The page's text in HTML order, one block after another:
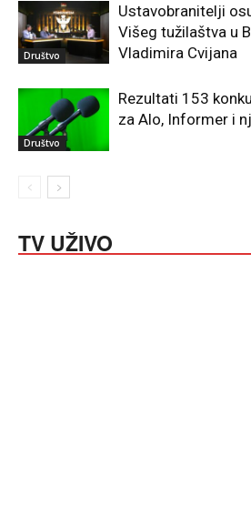
Društvo
Ustavobranitelji
Višeg tužilaštva u
Vladimira Cvijana
Društvo
Rezultati 153
za Alo, Informer i
TV UŽIVO